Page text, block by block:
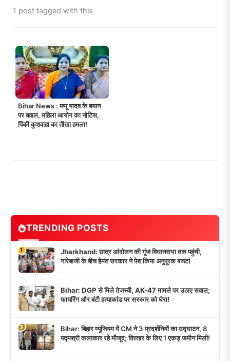
1 post tagged with this
Bihar News : पप्पू यादव के बयान
पर बवाल, महिला आयोग का नोटिस,
पिंकी कुशवाहा का तीखा हमला!
TRENDING POSTS
1
Jharkhand: छात्र आंदोलन की गूंज विधानसभा तक पहुंची,
नारेबाजी के बीच हेमंत सरकार ने पेश किया अनुपूरक बजट!
2
Bihar: DGP से मिले तेजस्वी, AK-47 मामले पर उठाए सवाल;
फायरिंग और बंटी हत्याकांड पर सरकार को घेरा!
3
Bihar: बिहार म्यूजियम में CM ने 3 प्रदर्शनियों का उद्घाटन, 8
पद्मश्री कलाकार रहे मौजूद; विस्तार के लिए 1 एकड़ जमीन मिली!